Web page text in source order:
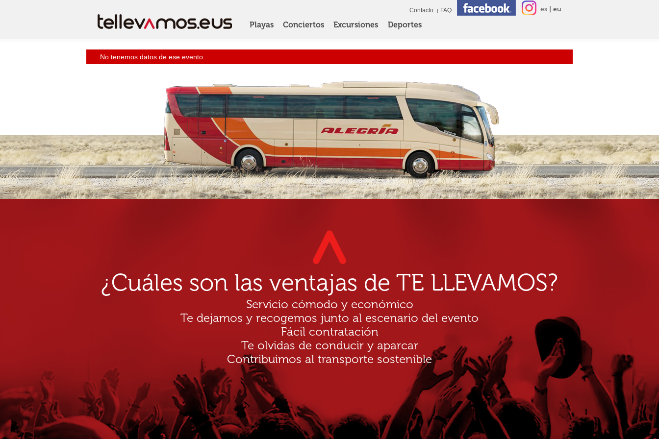
Playas Conciertos Excursiones Deportes
Contacto FAQ es eu
No tenemos datos de ese evento
¿Cuáles son las ventajas de TE LLEVAMOS?
Servicio cómodo y económico
Te dejamos y recogemos junto al escenario del evento
Fácil contratación
Te olvidas de conducir y aparcar
Contribuimos al transporte sostenible